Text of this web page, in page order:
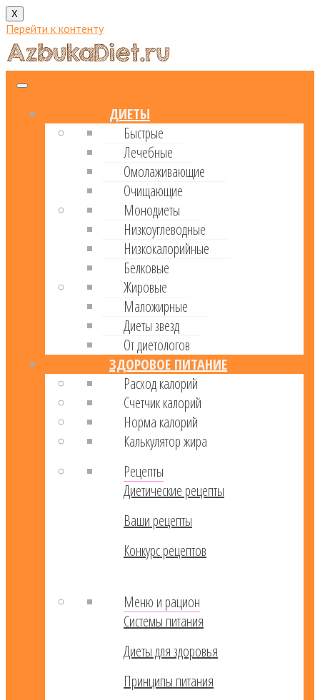
X
Перейти к контенту
ДИЕТЫ
Быстрые
Лечебные
Омолаживающие
Очищающие
Монодиеты
Низкоуглеводные
Низкокалорийные
Белковые
Жировые
Маложирные
Диеты звезд
От диетологов
ЗДОРОВОЕ ПИТАНИЕ
Расход калорий
Cчетчик калорий
Норма калорий
Калькулятор жира
Рецепты
Диетические рецепты
Ваши рецепты
Конкурс рецептов
Меню и рацион
Системы питания
Диеты для здоровья
Принципы питания